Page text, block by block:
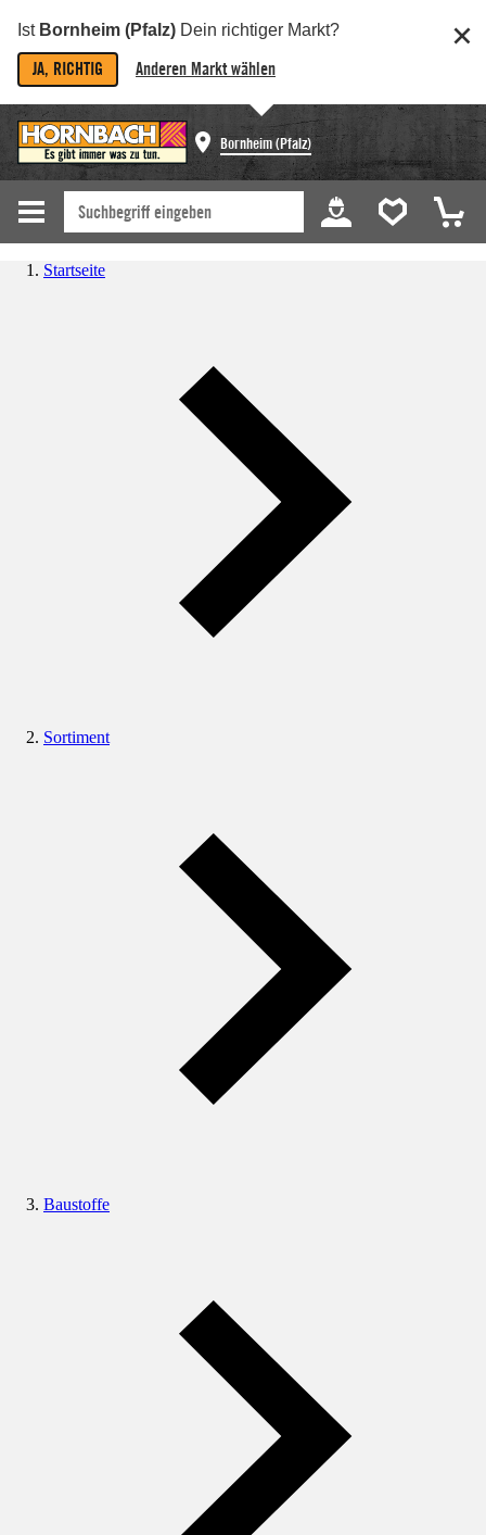
Ist Bornheim (Pfalz) Dein richtiger Markt?
JA, RICHTIG Anderen Markt wählen
Bornheim (Pfalz)
Startseite
Sortiment
Baustoffe